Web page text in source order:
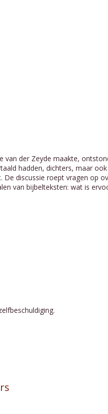
der Zeyde maakte,
hadden, dichters, maar ook
discussie roept vragen op
van bijbelteksten: wat is